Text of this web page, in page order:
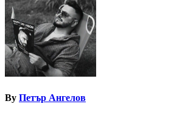
By Петър Ангелов